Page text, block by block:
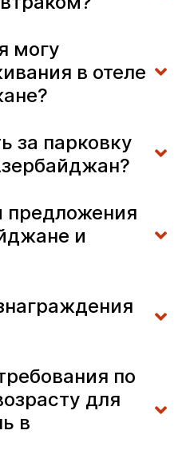
могу
в отеле
за парковку
предложения
и
по
для
в